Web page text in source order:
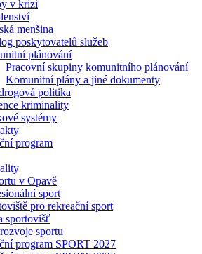
v krizi
menšina
poskytovatelů služeb
plánování
Pracovní skupiny komunitního plánování
Komunitní plány a jiné dokumenty
politika
kriminality
systémy
program
v Opavě
sport
pro rekreační sport
sportovišť
sportu
program SPORT 2027